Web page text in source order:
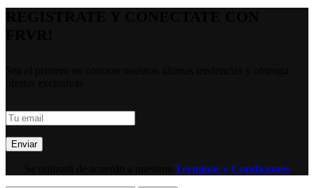
Términos y Condiciones